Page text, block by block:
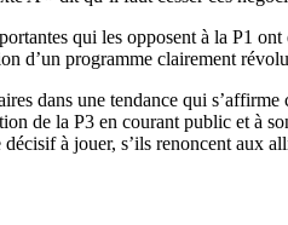
qui les opposent à la P1
d’un programme clairement
dans une tendance qui s’affirme
de la P3 en courant public et à
à jouer, s’ils renoncent aux